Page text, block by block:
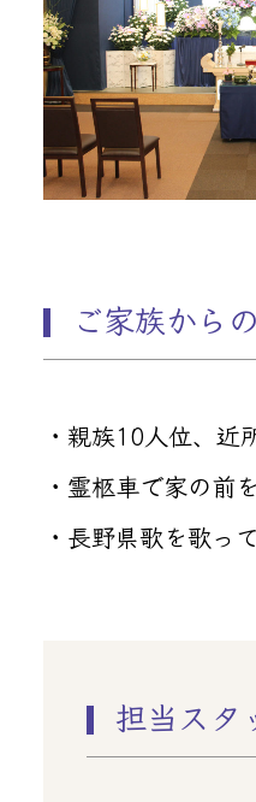
ご家族から
・親族10人位、近
・霊柩車で家の前
・長野県歌を歌っ
担当スタ